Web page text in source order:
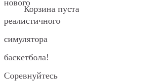
Корзина пуста
нового
реалистичного
симулятора
баскетбола!
Соревнуйтесь